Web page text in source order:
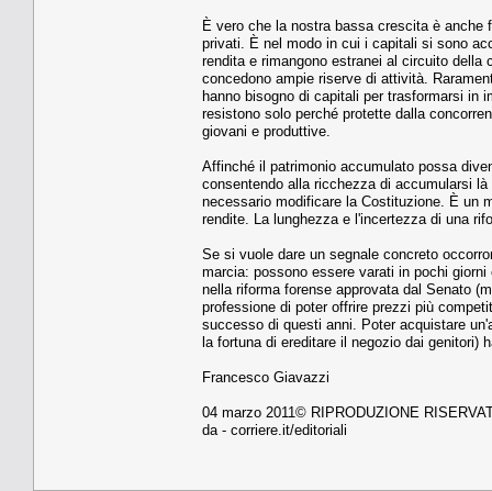
È vero che la nostra bassa crescita è
privati. È nel modo in cui i capitali si sono
rendita e rimangono estranei al circuito
concedono ampie riserve di attività.
hanno bisogno di capitali per trasformarsi in
resistono solo perché protette dalla
giovani e produttive.
Affinché il patrimonio accumulato possa
consentendo alla ricchezza di accumularsi
necessario modificare la Costituzione. È un
rendite. La lunghezza e l'incertezza di una
Se si vuole dare un segnale concreto
marcia: possono essere varati in pochi
nella riforma forense approvata dal Senato
professione di poter offrire prezzi più
successo di questi anni. Poter acquistare
la fortuna di ereditare il negozio dai genitori)
Francesco Giavazzi
04 marzo 2011© RIPRODUZIONE
da - corriere.it/editoriali